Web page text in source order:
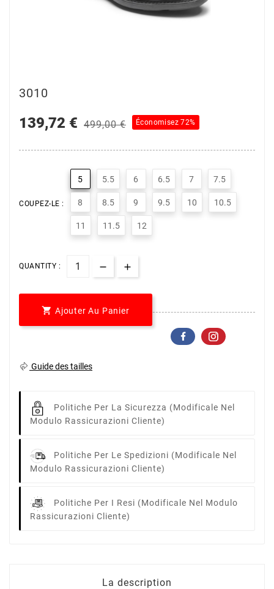
3010
139,72 € 499,00 € Économisez 72%
COUPEZ-LE :
5 5.5 6 6.5 7 7.5
8 8.5 9 9.5 10 10.5
11 11.5 12
QUANTITY :
 Ajouter Au Panier
Guide des tailles
Politiche Per La Sicurezza (modificale Nel
Modulo Rassicurazioni Cliente)
Politiche Per Le Spedizioni (modificale Nel
Modulo Rassicurazioni Cliente)
Politiche Per I Resi (modificale Nel Modulo
Rassicurazioni Cliente)
La description